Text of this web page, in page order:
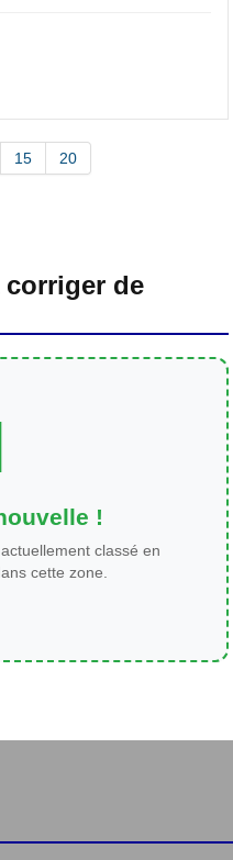
15 20
de
!
classé en
cette zone.